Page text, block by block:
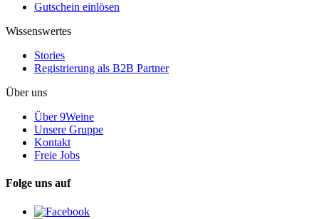
Gutschein einlösen
Wissenswertes
Stories
Registrierung als B2B Partner
Über uns
Über 9Weine
Unsere Gruppe
Kontakt
Freie Jobs
Folge uns auf